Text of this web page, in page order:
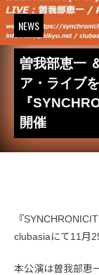
NEWS
曽我部恵一
ア・ライブ
『
開催
『
clubasiaにて11月
本公演は曽我部恵